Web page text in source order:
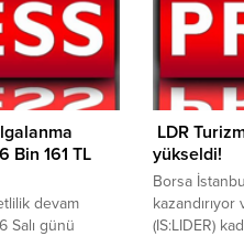
ifade
gelişmeler,
işlem
bandında...
Bin 161 TL
devam
Salı günü
LDR
yükseldi!
Borsa
(IS:LIDER)